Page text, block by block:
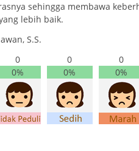
sehingga membawa
lebih baik.
S.S.
0
0%
0
0%
0
0%